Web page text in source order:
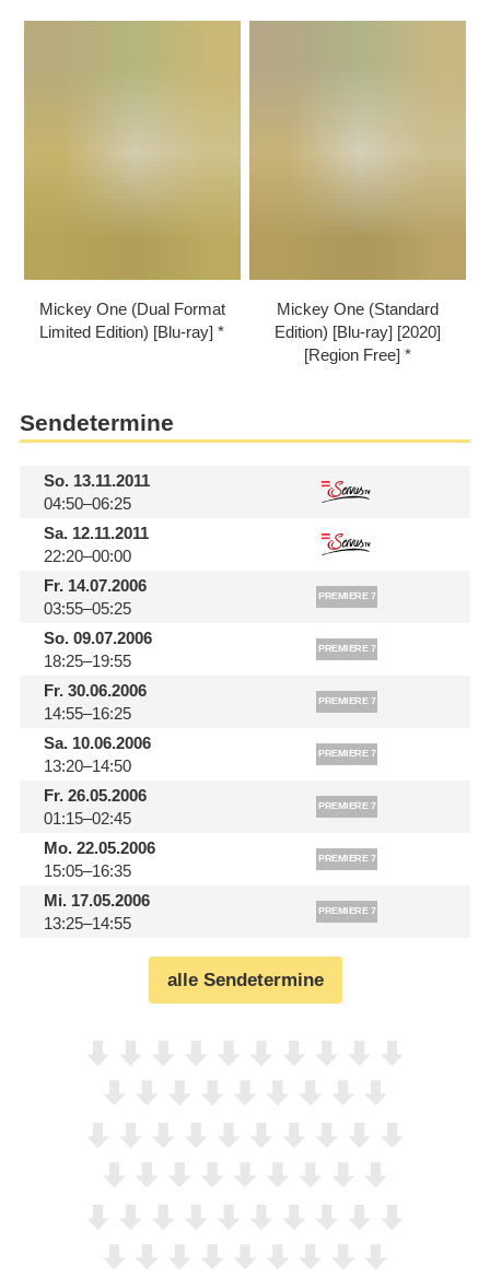
Mickey One (Dual Format
Limited Edition) [Blu-ray]
Mickey One (Standard
Edition) [Blu-ray] [2020]
[Region Free]
Sendetermine
So.13.11.2011
04:50–06:25
Sa.12.11.2011
22:20–00:00
Fr.14.07.2006
03:55–05:25
So.09.07.2006
18:25–19:55
Fr.30.06.2006
14:55–16:25
Sa.10.06.2006
13:20–14:50
Fr.26.05.2006
01:15–02:45
Mo.22.05.2006
15:05–16:35
Mi.17.05.2006
13:25–14:55
alle Sendetermine